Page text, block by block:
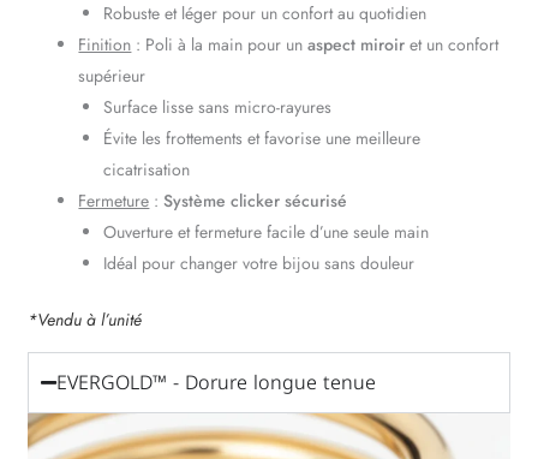
Robuste et léger pour un confort au quotidien
Finition : Poli à la main pour unaspect miroir et un confort
supérieur
Surface lisse sans micro-rayures
Évite les frottements et favorise une meilleure
cicatrisation
Fermeture :Système clicker sécurisé
Ouverture et fermeture facile d’une seule main
Idéal pour changer votre bijou sans douleur
*Vendu à l’unité
EVERGOLD™ - Dorure longue tenue